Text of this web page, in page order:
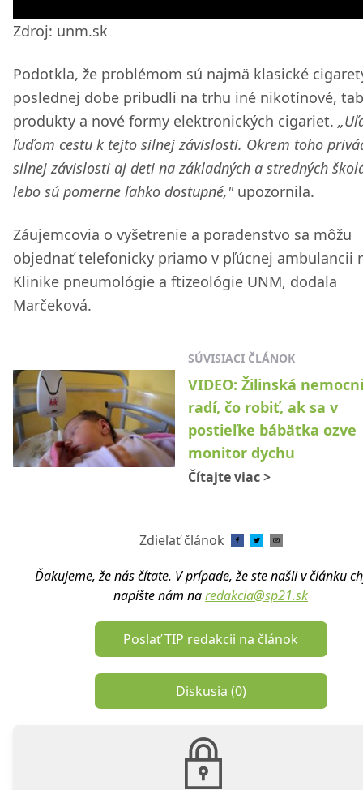
Zdroj: unm.sk
Podotkla, že problémom sú najmä klasické
poslednej dobe pribudli na trhu iné nikotínové,
produkty a nové formy elektronických cigariet.
ľuďom cestu k tejto silnej závislosti. Okrem toho
silnej závislosti aj deti na základných a stredných
lebo sú pomerne ľahko dostupné,"upozornila.
Záujemcovia o vyšetrenie a poradenstvo sa môžu
objednať telefonicky priamo v pľúcnej ambulancii
Klinike pneumológie a ftizeológie UNM, dodala
Marčeková.
SÚVISIACI ČLÁNOK
VIDEO: Žilinská
radí, čo robiť, ak sa v
postieľke bábätka ozve
monitor dychu
Čítajte viac>
Zdieľať článok
Ďakujeme, že nás čítate. V prípade, že ste našli v článku
napíšte nám naredakcia@sp21.sk
Poslať TIP redakcii na článok
Diskusia (0)